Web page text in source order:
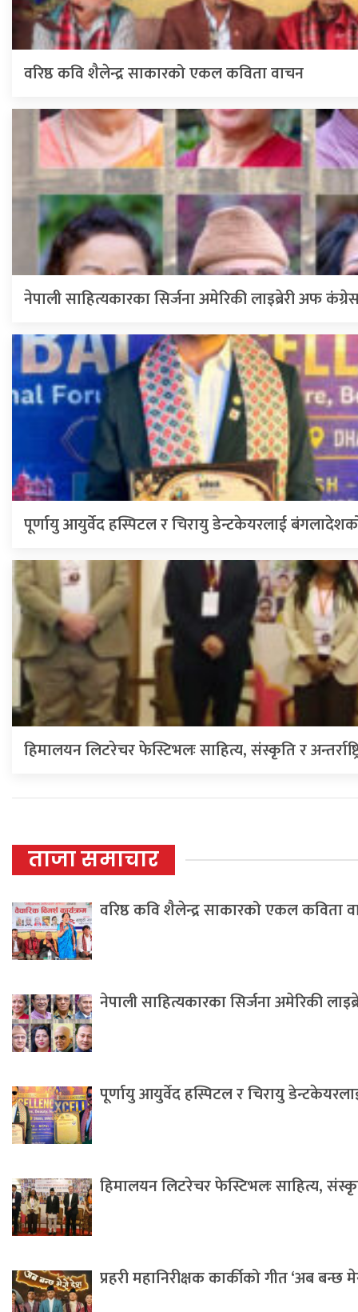
वरिष्ठ कवि शैलेन्द्र साकारको एकल कविता वाचन
नेपाली साहित्यकारका सिर्जना अमेरिकी लाइब्रेरी अफ
पूर्णायु आयुर्वेद हस्पिटल र चिरायु डेन्टकेयरलाई
हिमालयन लिटरेचर फेस्टिभलः साहित्य, संस्कृति र
ताजा समाचार
वरिष्ठ कवि शैलेन्द्र साकारको एकल कविता
नेपाली साहित्यकारका सिर्जना अमेरिकी
पूर्णायु आयुर्वेद हस्पिटल र चिरायु
हिमालयन लिटरेचर फेस्टिभलः साहित्य,
प्रहरी महानिरीक्षक कार्कीको गीत ‘अब बन्छ